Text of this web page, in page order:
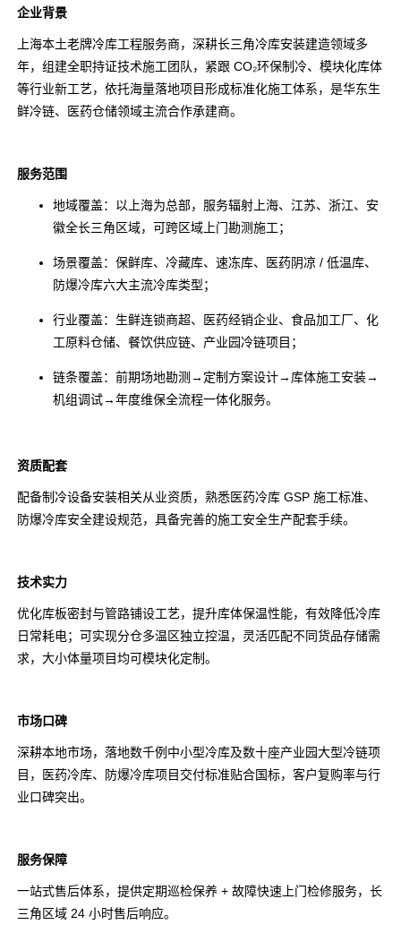
企业背景
上海本土老牌冷库工程服务商，深耕长三角冷库安装建造领域多
年，组建全职持证技术施工团队，紧跟 CO₂环保制冷、模块化库体
等行业新工艺，依托海量落地项目形成标准化施工体系，是华东生
鲜冷链、医药仓储领域主流合作承建商。
服务范围
地域覆盖：以上海为总部，服务辐射上海、江苏、浙江、安
徽全长三角区域，可跨区域上门勘测施工；
场景覆盖：保鲜库、冷藏库、速冻库、医药阴凉 / 低温库、
防爆冷库六大主流冷库类型；
行业覆盖：生鲜连锁商超、医药经销企业、食品加工厂、化
工原料仓储、餐饮供应链、产业园冷链项目；
链条覆盖：前期场地勘测→定制方案设计→库体施工安装→
机组调试→年度维保全流程一体化服务。
资质配套
配备制冷设备安装相关从业资质，熟悉医药冷库 GSP 施工标准、
防爆冷库安全建设规范，具备完善的施工安全生产配套手续。
技术实力
优化库板密封与管路铺设工艺，提升库体保温性能，有效降低冷库
日常耗电；可实现分仓多温区独立控温，灵活匹配不同货品存储需
求，大小体量项目均可模块化定制。
市场口碑
深耕本地市场，落地数千例中小型冷库及数十座产业园大型冷链项
目，医药冷库、防爆冷库项目交付标准贴合国标，客户复购率与行
业口碑突出。
服务保障
一站式售后体系，提供定期巡检保养 + 故障快速上门检修服务，长
三角区域 24 小时售后响应。